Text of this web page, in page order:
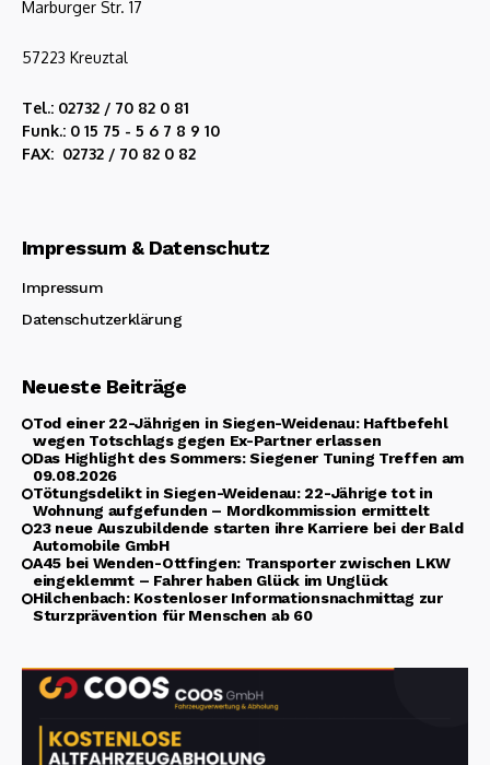
Marburger Str. 17
57223 Kreuztal
Tel.: 02732 / 70 82 0 81
Funk.: 0 15 75 - 5 6 7 8 9 10
FAX: 02732 / 70 82 0 82
Impressum & Datenschutz
Impressum
Datenschutzerklärung
Neueste Beiträge
Tod einer 22-Jährigen in Siegen-Weidenau: Haftbefehl
wegen Totschlags gegen Ex-Partner erlassen
Das Highlight des Sommers: Siegener Tuning Treffen am
09.08.2026
Tötungsdelikt in Siegen-Weidenau: 22-Jährige tot in
Wohnung aufgefunden – Mordkommission ermittelt
23 neue Auszubildende starten ihre Karriere bei der Bald
Automobile GmbH
A45 bei Wenden-Ottfingen: Transporter zwischen LKW
eingeklemmt – Fahrer haben Glück im Unglück
Hilchenbach: Kostenloser Informationsnachmittag zur
Sturzprävention für Menschen ab 60